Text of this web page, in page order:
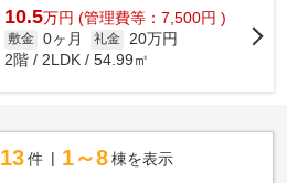
10.5万円 (管理費等：7,500円 )
敷金 0ヶ月 礼金 20万円
2階 / 2LDK / 54.99㎡
13 件 1～8 棟を表示